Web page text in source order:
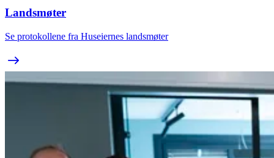
Landsmøter
Se protokollene fra Huseiernes landsmøter